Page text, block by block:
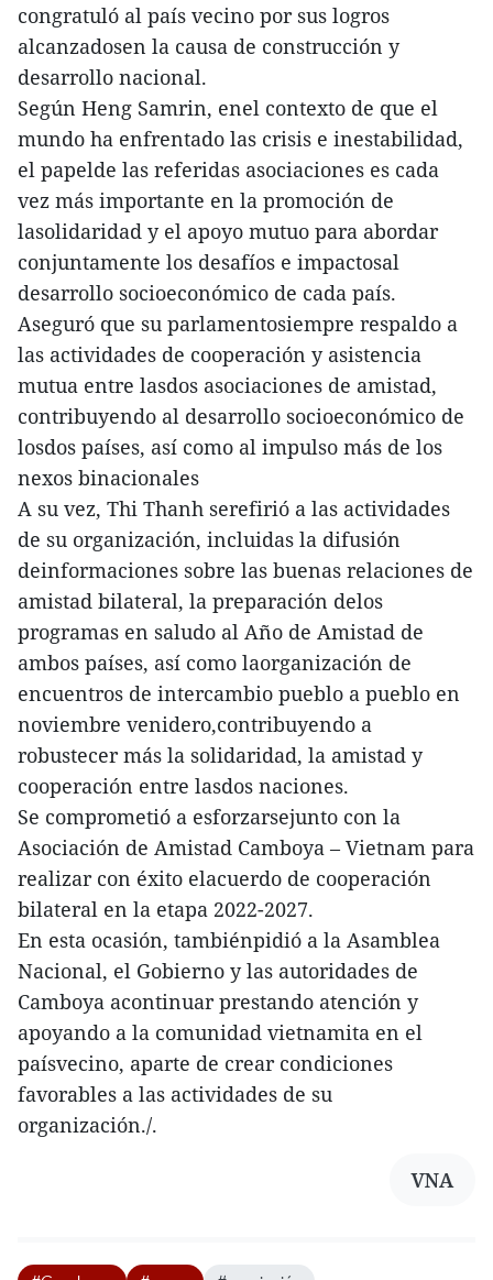
congratuló al país vecino por sus logros
alcanzadosen la causa de construcción y
desarrollo nacional.
Según Heng Samrin, enel contexto de que el
mundo ha enfrentado las crisis e inestabilidad,
el papelde las referidas asociaciones es cada
vez más importante en la promoción de
lasolidaridad y el apoyo mutuo para abordar
conjuntamente los desafíos e impactosal
desarrollo socioeconómico de cada país.
Aseguró que su parlamentosiempre respaldo a
las actividades de cooperación y asistencia
mutua entre lasdos asociaciones de amistad,
contribuyendo al desarrollo socioeconómico de
losdos países, así como al impulso más de los
nexos binacionales
A su vez, Thi Thanh serefirió a las actividades
de su organización, incluidas la difusión
deinformaciones sobre las buenas relaciones de
amistad bilateral, la preparación delos
programas en saludo al Año de Amistad de
ambos países, así como laorganización de
encuentros de intercambio pueblo a pueblo en
noviembre venidero,contribuyendo a
robustecer más la solidaridad, la amistad y
cooperación entre lasdos naciones.
Se comprometió a esforzarsejunto con la
Asociación de Amistad Camboya – Vietnam para
realizar con éxito elacuerdo de cooperación
bilateral en la etapa 2022-2027.
En esta ocasión, tambiénpidió a la Asamblea
Nacional, el Gobierno y las autoridades de
Camboya acontinuar prestando atención y
apoyando a la comunidad vietnamita en el
paísvecino, aparte de crear condiciones
favorables a las actividades de su
organización./.
VNA